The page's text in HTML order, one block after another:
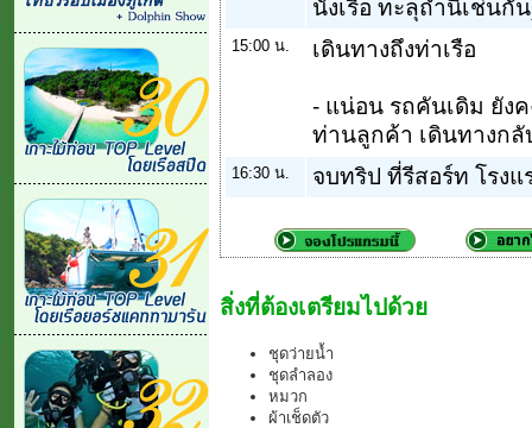
นั่งเรือ ทะลุถ้ำนี้เช่นกั
15:00 น. เดินทางถึงท่าเรือ
- แน่อน รถคันเดิม ยัง
ท่านลูกค้า เดินทางก
16:30 น. จบทริป ที่รีสอร์ท โรง
สิ่งที่ต้องเตรียมไปด้วย
ชุดว่ายน้ำ
ชุดลำลอง
หมวก
ผ้าเช็ดตัว